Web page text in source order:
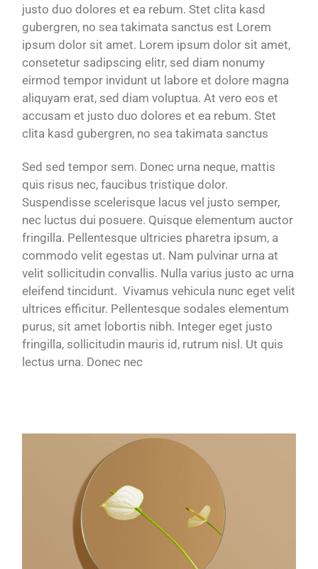
justo duo dolores et ea rebum. Stet clita kasd
gubergren, no sea takimata sanctus est Lorem
ipsum dolor sit amet. Lorem ipsum dolor sit amet,
consetetur sadipscing elitr, sed diam nonumy
eirmod tempor invidunt ut labore et dolore magna
aliquyam erat, sed diam voluptua. At vero eos et
accusam et justo duo dolores et ea rebum. Stet
clita kasd gubergren, no sea takimata sanctus
Sed sed tempor sem. Donec urna neque, mattis
quis risus nec, faucibus tristique dolor.
Suspendisse scelerisque lacus vel justo semper,
nec luctus dui posuere. Quisque elementum auctor
fringilla. Pellentesque ultricies pharetra ipsum, a
commodo velit egestas ut. Nam pulvinar urna at
velit sollicitudin convallis. Nulla varius justo ac urna
eleifend tincidunt. Vivamus vehicula nunc eget velit
ultrices efficitur. Pellentesque sodales elementum
purus, sit amet lobortis nibh. Integer eget justo
fringilla, sollicitudin mauris id, rutrum nisl. Ut quis
lectus urna. Donec nec